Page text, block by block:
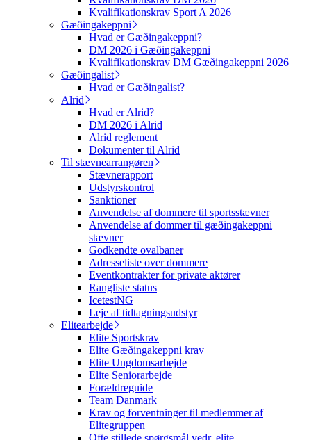
Kvalifikationskrav Sport A 2026
Gæðingakeppni
Hvad er Gæðingakeppni?
DM 2026 i Gæðingakeppni
Kvalifikationskrav DM Gæðingakeppni 2026
Gæðingalist
Hvad er Gæðingalist?
Alrid
Hvad er Alrid?
DM 2026 i Alrid
Alrid reglement
Dokumenter til Alrid
Til stævnearrangøren
Stævnerapport
Udstyrskontrol
Sanktioner
Anvendelse af dommere til sportsstævner
Anvendelse af dommer til gæðingakeppni
stævner
Godkendte ovalbaner
Adresseliste over dommere
Eventkontrakter for private aktører
Rangliste status
IcetestNG
Leje af tidtagningsudstyr
Elitearbejde
Elite Sportskrav
Elite Gæðingakeppni krav
Elite Ungdomsarbejde
Elite Seniorarbejde
Forældreguide
Team Danmark
Krav og forventninger til medlemmer af
Elitegruppen
Ofte stillede spørgsmål vedr. elite